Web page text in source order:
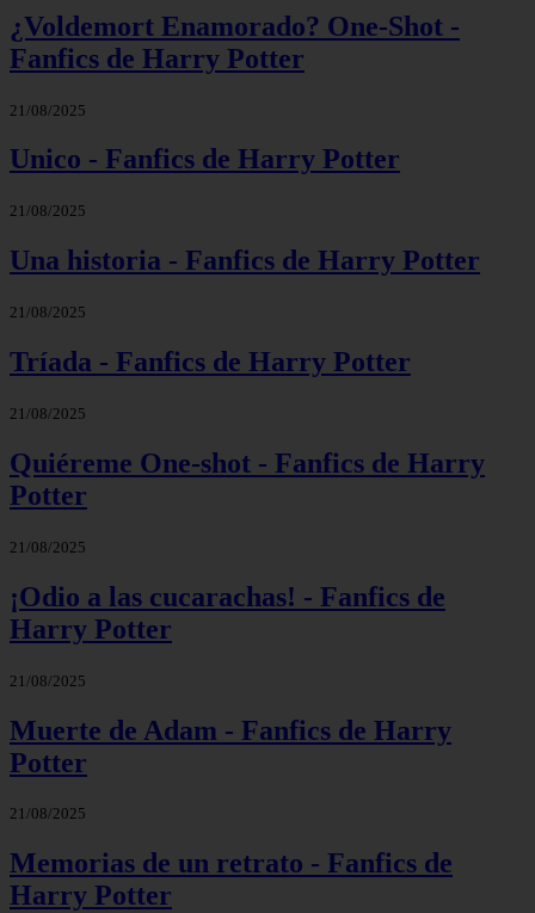
¿Voldemort Enamorado? One-Shot -
Fanfics de Harry Potter
21/08/2025
Unico - Fanfics de Harry Potter
21/08/2025
Una historia - Fanfics de Harry Potter
21/08/2025
Tríada - Fanfics de Harry Potter
21/08/2025
Quiéreme One-shot - Fanfics de Harry
Potter
21/08/2025
¡Odio a las cucarachas! - Fanfics de
Harry Potter
21/08/2025
Muerte de Adam - Fanfics de Harry
Potter
21/08/2025
Memorias de un retrato - Fanfics de
Harry Potter